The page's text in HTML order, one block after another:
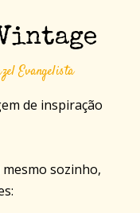
Evangelista
de inspiração
sozinho,